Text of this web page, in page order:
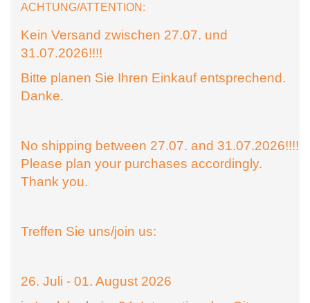
ACHTUNG/ATTENTION:
Kein Versand zwischen 27.07. und
31.07.2026!!!!
Bitte planen Sie Ihren Einkauf entsprechend.
Danke.
No shipping between 27.07. and 31.07.2026!!!!
Please plan your purchases accordingly.
Thank you.
Treffen Sie uns/join us:
26. Juli - 01. August 2026